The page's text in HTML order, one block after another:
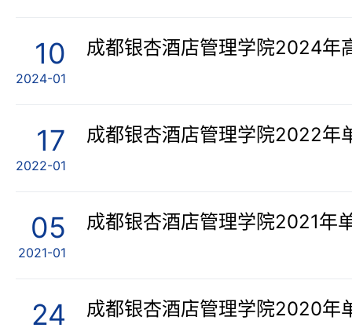
10
2024-01
成都银杏酒店管理学院2024年
17
2022-01
成都银杏酒店管理学院2022年
05
2021-01
成都银杏酒店管理学院2021年
24 成都银杏酒店管理学院2020年